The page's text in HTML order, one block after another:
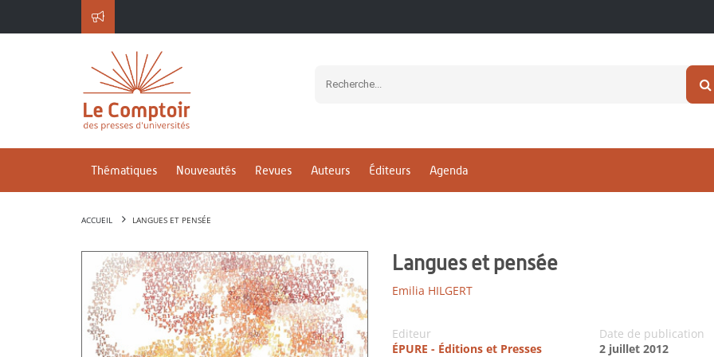
Thématiques Nouveautés Revues Auteurs Éditeurs Agenda
ACCUEIL LANGUES ET PENSÉE
Langues et pensée
Emilia HILGERT
Editeur
ÉPURE - Éditions et Presses
Date de publication
2 juillet 2012